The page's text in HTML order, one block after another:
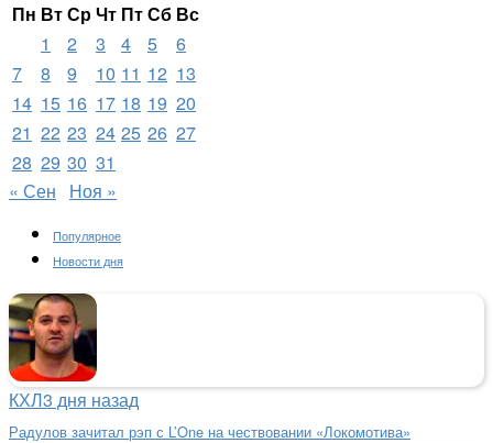
Пн ВтСрЧт ПтСб Вс
1
2 3 4 5
6
7
8 9 10 11 12 13
14 15 16 17 18 19 20
21 22 23 24 25 26 27
28 29 30 31
« Сен
Ноя »
Популярное
Новости дня
КХЛ3 дня назад
Радулов зачитал рэп с L’One на чествовании «Локомотива»